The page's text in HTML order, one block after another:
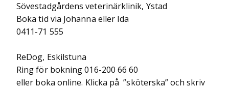
Sövestadgårdens veterinärklinik, Ystad
Boka tid via Johanna eller Ida
0411-71 555
ReDog, Eskilstuna
Ring för bokning 016-200 66 60
eller boka online. Klicka på ”sköterska” och skriv